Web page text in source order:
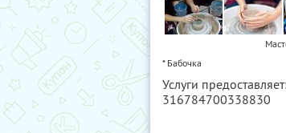
* Бабочка
Услуги
316784700338830